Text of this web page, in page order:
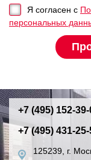
Я согласен с
персональных
+7 (495) 152-
+7 (495) 431-
125239, г.